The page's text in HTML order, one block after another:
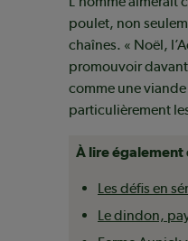
poulet, non
chaînes. « Noël,
promouvoir
comme une
particulièrement
À lire également
Les défis en
Le dindon,